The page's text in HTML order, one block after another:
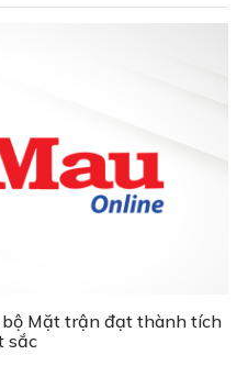
Mặt trận đạt thành tích
sắc